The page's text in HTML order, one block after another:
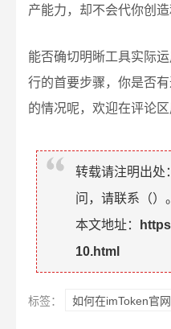
产能力，却不会代你创造
能否确切明晰工具实际
行的首要步骤，你是否
的情况呢，欢迎在评论
转载请注明出处：
问，请联系（）。
本文地址：
10.html
标签： 如何在imToken官